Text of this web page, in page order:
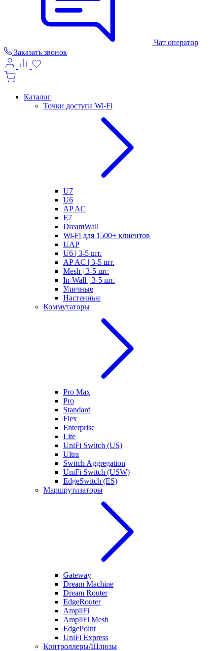
Чат оператор
Заказать звонок
Каталог
Точки доступа Wi-Fi
U7
U6
AP AC
E7
DreamWall
Wi-Fi для 1500+ клиентов
UAP
U6 | 3-5 шт.
AP AC | 3-5 шт.
Mesh | 3-5 шт.
In-Wall | 3-5 шт.
Уличные
Настенные
Коммутаторы
Pro Max
Pro
Standard
Flex
Enterprise
Lite
UniFi Switch (US)
Ultra
Switch Aggregation
UniFi Switch (USW)
EdgeSwitch (ES)
Маршрутизаторы
Gateway
Dream Machine
Dream Router
EdgeRouter
AmpliFi
AmpliFi Mesh
EdgePoint
UniFi Express
Контроллеры/Шлюзы